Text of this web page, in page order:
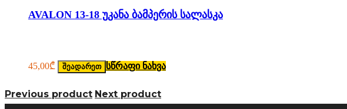
AVALON 13-18 უკანა ბამპერის სალასკა
45,00₾ შეადარეთ სწრაფი ნახვა
Previous product Next product